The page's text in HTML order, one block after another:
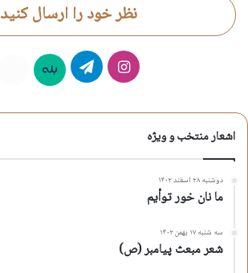
نظر خود را ارسال کنید
اینستاگرامتلگرام بله
اشعار منتخب و ویژه
دوشنبه ۲۸ اسفند ۱۴۰۲
ما نان خور توأیم
سه شنبه ۱۷ بهمن ۱۴۰۲
شعر مبعث پیامبر (ص)